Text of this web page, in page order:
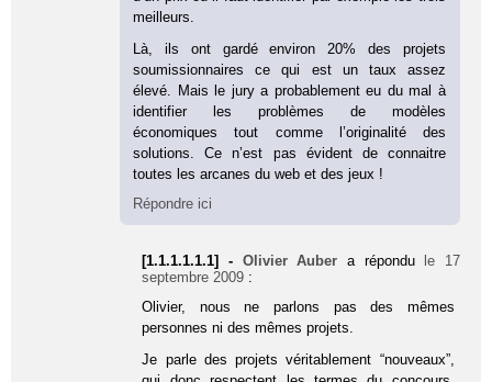
meilleurs.
Là, ils ont gardé environ 20% des projets
soumissionnaires ce qui est un taux assez
élevé. Mais le jury a probablement eu du mal à
identifier les problèmes de modèles
économiques tout comme l’originalité des
solutions. Ce n’est pas évident de connaitre
toutes les arcanes du web et des jeux !
Répondre ici
[1.1.1.1.1.1] - Olivier Auber a répondu le 17
septembre 2009 :
Olivier, nous ne parlons pas des mêmes
personnes ni des mêmes projets.
Je parle des projets véritablement “nouveaux”,